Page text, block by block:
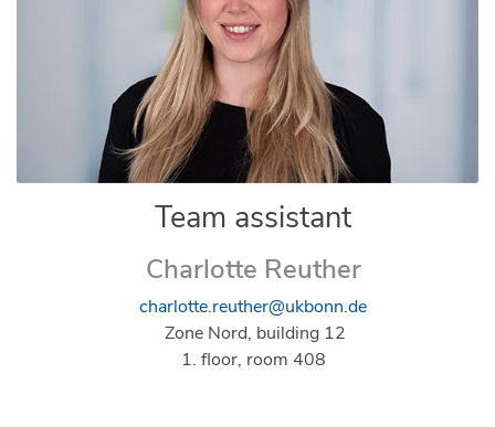
Team assistant
Charlotte Reuther
charlotte.reuther@ukbonn.de
Zone Nord, building 12
1. floor, room 408